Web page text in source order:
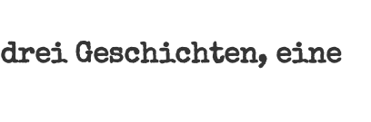
Geschichten, eine